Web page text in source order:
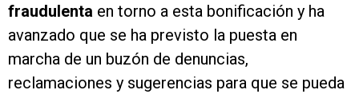
fraudulenta en torno a esta bonificación y ha
avanzado que se ha previsto la puesta en
marcha de un buzón de denuncias,
reclamaciones y sugerencias para que se pueda